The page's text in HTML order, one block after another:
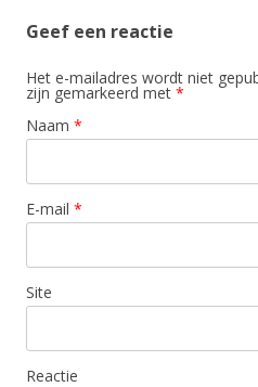
Geef een reactie
Het e-mailadres wordt niet
zijn gemarkeerd met *
Naam *
E-mail *
Site
Reactie